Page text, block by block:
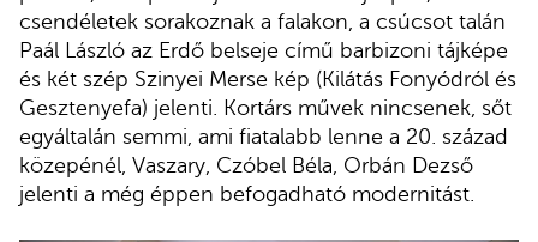
csendéletek sorakoznak a falakon, a csúcsot talán
Paál László az Erdő belseje című barbizoni tájképe
és két szép Szinyei Merse kép (Kilátás Fonyódról és
Gesztenyefa) jelenti. Kortárs művek nincsenek, sőt
egyáltalán semmi, ami fiatalabb lenne a 20. század
közepénél, Vaszary, Czóbel Béla, Orbán Dezső
jelenti a még éppen befogadható modernitást.